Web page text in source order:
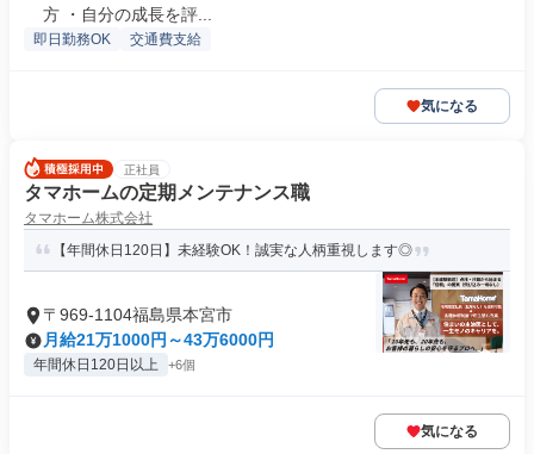
方 ・自分の成長を評...
即日勤務OK 交通費支給
気になる
正社員
タマホームの定期メンテナンス職
タマホーム株式会社
【年間休日120日】未経験OK！誠実な人柄重視します◎
〒969-1104福島県本宮市
月給21万1000円～43万6000円
年間休日120日以上 +6個
気になる